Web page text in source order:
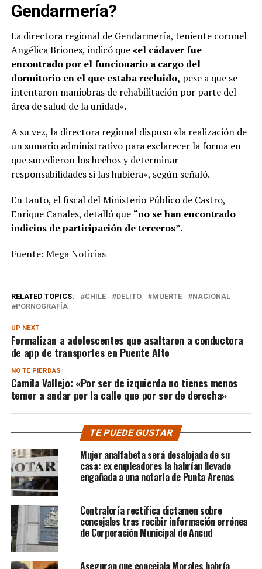
Gendarmería?
La directora regional de Gendarmería, teniente coronel
Angélica Briones, indicó que«el cádaver fue
encontrado por el funcionario a cargo del
dormitorio en el que estaba recluido, pese a que se
intentaron maniobras de rehabilitación por parte del
área de salud de la unidad».
A su vez, la directora regional dispuso «la realización de
un sumario administrativo para esclarecer la forma en
que sucedieron los hechos y determinar
responsabilidades si las hubiera», según señaló.
En tanto, el fiscal del Ministerio Público de Castro,
Enrique Canales, detalló que “no se han encontrado
indicios de participación de terceros”.
Fuente: Mega Noticias
RELATED TOPICS: CHILE DELITO MUERTE
NACIONAL
PORNOGRAFÍA
UP NEXT
Formalizan a adolescentes que asaltaron a conductora
de app de transportes en Puente Alto
NO TE PIERDAS
Camila Vallejo: «Por ser de izquierda no tienes menos
temor a andar por la calle que por ser de derecha»
TE PUEDE GUSTAR
Mujer analfabeta será desalojada de su
casa: ex empleadores la habrían llevado
engañada a una notaría de Punta Arenas
Contraloría rectifica dictamen sobre
concejales tras recibir información errónea
de Corporación Municipal de Ancud
Aseguran que concejala Morales habría